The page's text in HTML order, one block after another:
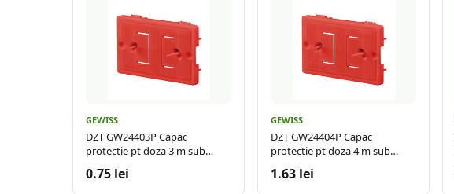
GEWISS
DZT GW24403P Capac
protectie pt doza 3 m sub
0.75 lei
GEWISS
DZT GW24404P Capac
protectie pt doza 4 m sub
1.63 lei